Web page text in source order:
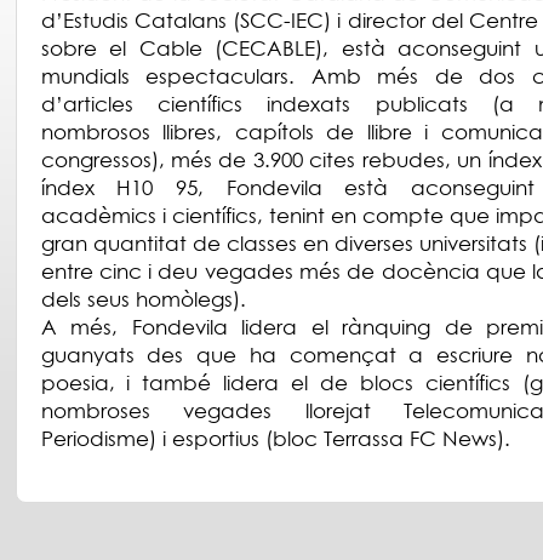
d’Estudis Catalans (SCC-IEC) i director del Centre
sobre el Cable (CECABLE), està aconseguint
mundials espectaculars. Amb més de dos
d’articles científics indexats publicats (a
nombrosos llibres, capítols de llibre i
congressos), més de 3.900 cites rebudes, un
índex H10 95, Fondevila està aconseguint
acadèmics i científics, tenint en compte que
gran quantitat de classes en diverses universitats
entre cinc i deu vegades més de docència que
dels seus homòlegs).
A més, Fondevila lidera el rànquing de
guanyats des que ha començat a escriure
poesia, i també lidera el de blocs científics
nombroses vegades llorejat
Periodisme) i esportius (bloc Terrassa FC News).